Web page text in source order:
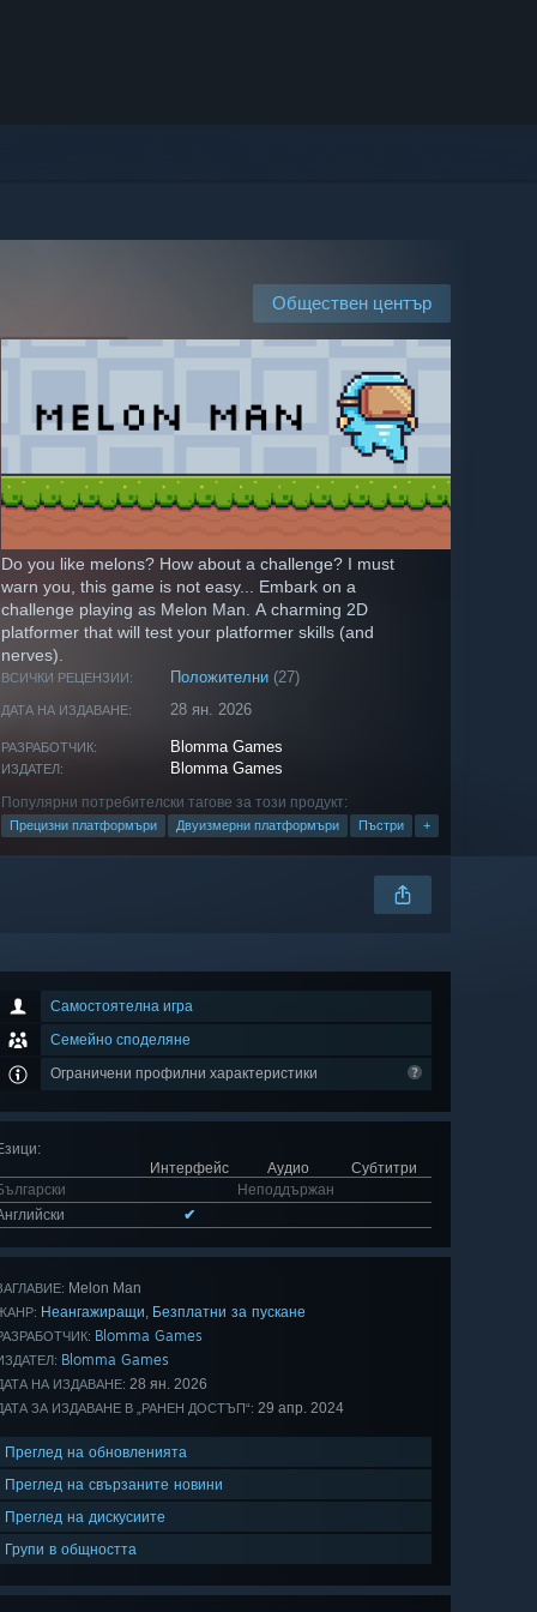
Обществен център
Do you like melons? How about a challenge? I must
warn you, this game is not easy... Embark on a
challenge playing as Melon Man. A charming 2D
platformer that will test your platformer skills (and
nerves).
ВСИЧКИ РЕЦЕНЗИИ: Положителни (27)
ДАТА НА ИЗДАВАНЕ: 28 ян. 2026
РАЗРАБОТЧИК: Blomma Games
ИЗДАТЕЛ: Blomma Games
Популярни потребителски тагове за този продукт:
Прецизни платформъри Двуизмерни платформъри Пъстри +
Самостоятелна игра
Семейно споделяне
Ограничени профилни характеристики
:
Интерфейс
Аудио
Субтитри
Неподдържан
✔
Melon Man
Неангажиращи, Безплатни за пускане
Blomma Games
Blomma Games
НА ИЗДАВАНЕ: 28 ян. 2026
ЗА ИЗДАВАНЕ В „РАНЕН ДОСТЪП“: 29 апр. 2024
Преглед на обновленията
Преглед на свързаните новини
Преглед на дискусиите
Групи в общността